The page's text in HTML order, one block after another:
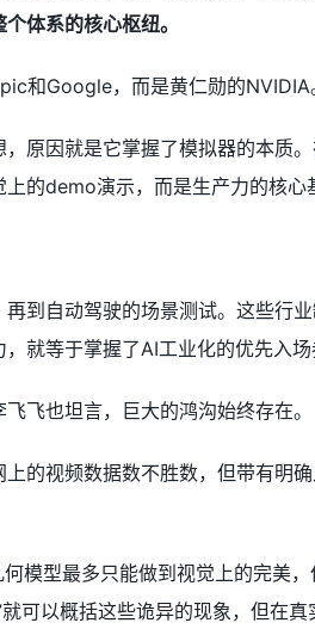
体系的核心枢纽。
和Google，而是黄仁勋的NVIDIA
原因就是它掌握了模拟器的本质
的demo演示，而是生产力的核心
到自动驾驶的场景测试。这些行
就等于掌握了AI工业化的优先入场
飞也坦言，巨大的鸿沟始终存在。
的视频数据数不胜数，但带有明
模型最多只能做到视觉上的完美
可以概括这些诡异的现象，但在真